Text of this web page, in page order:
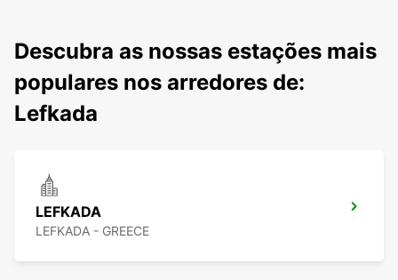
Descubra as nossas estações mais
populares nos arredores de:
Lefkada
LEFKADA
LEFKADA - GREECE